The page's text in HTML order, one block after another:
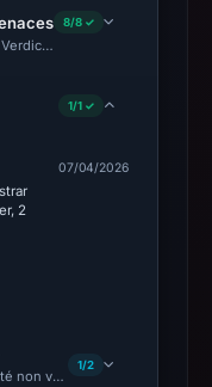
Verdict · Cloudflare Radar
8/8 ✓
1/1 ✓
2
07/04/2026
non vérifiée
1/2